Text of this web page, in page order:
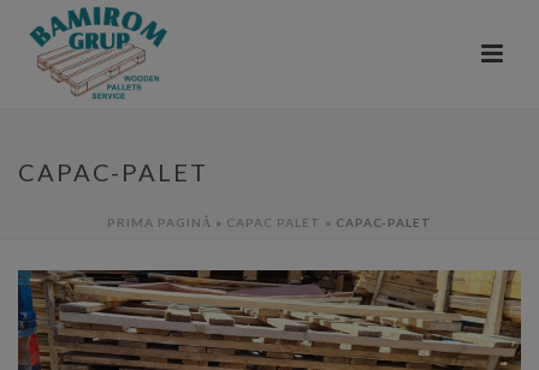
CAPAC-PALET
PRIMA PAGINĂ » CAPAC PALET » CAPAC-PALET